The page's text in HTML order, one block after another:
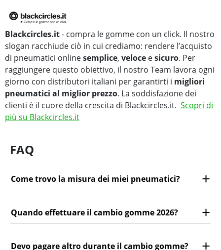
Blackcircles.it- compra le gomme con un click. Il nostro
slogan racchiude ciò in cui crediamo: rendere l’acquisto
di pneumatici onlinesemplice, veloce esicuro. Per
raggiungere questo obiettivo, il nostro Team lavora ogni
giorno con distributori italiani per garantirti i migliori
pneumatici al miglior prezzo. La soddisfazione dei
clienti è il cuore della crescita di Blackcircles.it. Scopri di
più su Blackcircles.it
FAQ
Come trovo la misura dei miei pneumatici?
Quando effettuare il cambio gomme 2026?
Devo pagare altro durante il cambio gomme?